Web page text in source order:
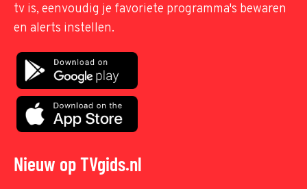
tv is, eenvoudig je favoriete programma's bewaren
en alerts instellen.
Nieuw op TVgids.nl